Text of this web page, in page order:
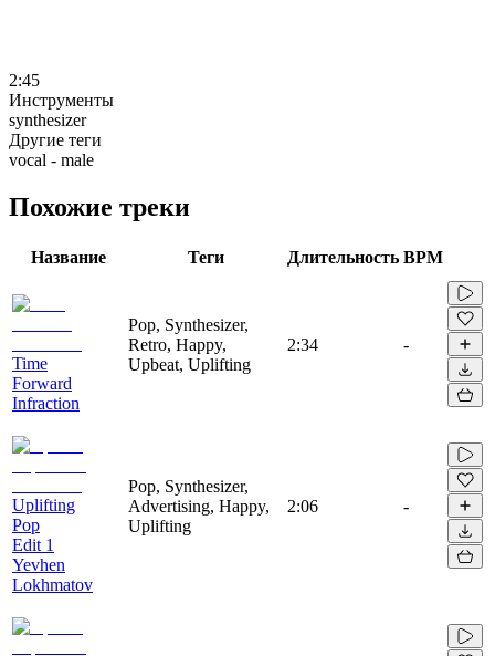
2:45
Инструменты
synthesizer
Другие теги
vocal - male
Похожие треки
Название Теги Длительность BPM
Time
Forward
Infraction
Pop, Synthesizer,
Retro, Happy,
Upbeat, Uplifting
2:34 -
Uplifting
Pop
Edit 1
Yevhen
Lokhmatov
Pop, Synthesizer,
Advertising, Happy,
Uplifting
2:06 -